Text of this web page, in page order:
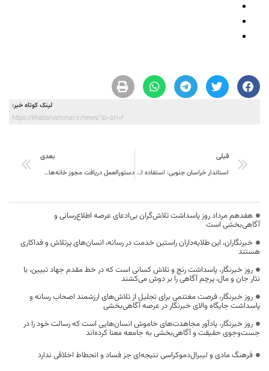
لینک کوتاه خبر:
https://khabarvahonar.ir/news/?p=52102
قبلی
استاندار خراسان جنوبی: استفاده از منابع موجود بهترین راه حل مشکلات است
بعدی
دستورالعمل دریافت مجوز خانه‌های مد(مزون) اعلام شد
هفدهم مرداد روز پاسداشت تلاش‌گران بی‌ادعای عرصه اطلاع‌رسانی و
آگاهی‌بخشی است
خبرنگاران، این طلایه‌داران راستین خدمت در رسانه، انسان‌های پرتلاش و فداکاری
هستند
روز خبرنگار، پاسداشت رنج و تلاش کسانی است که در خط مقدم جهاد تبیین، با
نثار جان و مال، پرچم آگاهی را بر دوش می‌کشند
روز خبرنگار، فرصت مغتنمی برای تجلیل از تلاش‌های ارزشمند اصحاب رسانه و
پاسداشت جایگاه والای خبرنگار در عرصه آگاهی‌بخشی
روز خبرنگار، یادآور مجاهدت‌های خاموش انسان‌هایی است که رسالت خود را در
جست‌وجوی حقیقت و آگاهی‌بخشی به جامعه معنا کرده‌اند
فرهنگ مادی و لیبرال‌دموکراسی نتیجه‌ای جز فساد و انحطاط اخلاقی ندارد